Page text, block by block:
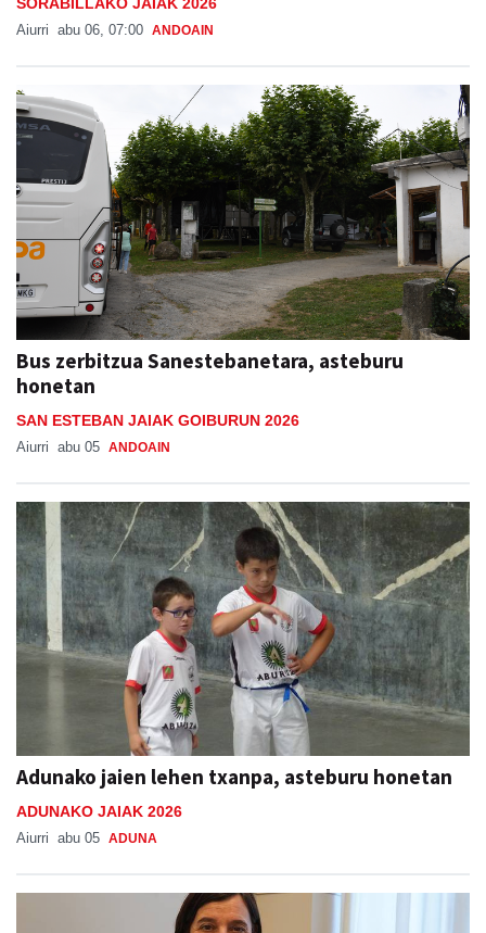
Aiurri abu 06, 07:00 ANDOAIN
Bus zerbitzua Sanestebanetara, asteburu
honetan
SAN ESTEBAN JAIAK GOIBURUN 2026
Aiurri abu 05 ANDOAIN
Adunako jaien lehen txanpa, asteburu honetan
ADUNAKO JAIAK 2026
Aiurri abu 05 ADUNA